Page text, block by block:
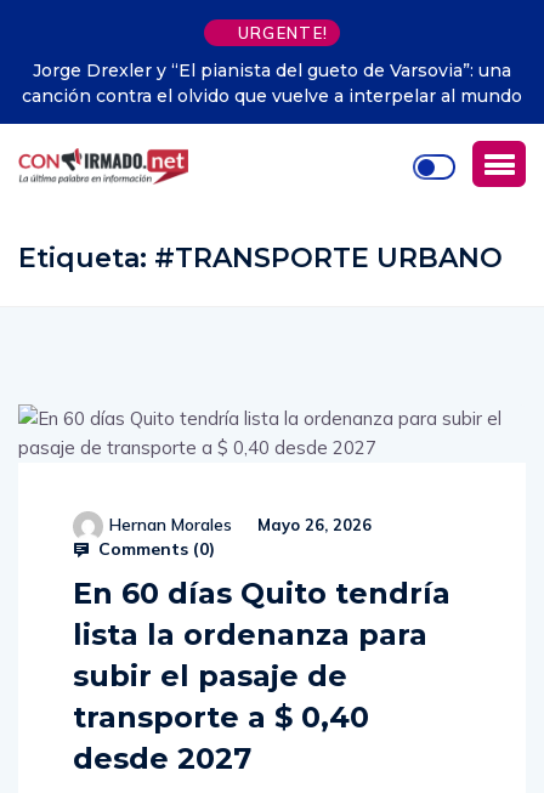
URGENTE!
una
al mundo
La ‘Internet muerta’: el inquietante escenario
Red empieza a hacerse realidad
Etiqueta: #TRANSPORTE URBANO
Hernan Morales Mayo 26, 2026
Comments (0)
En 60 días Quito tendría
lista la ordenanza para
subir el pasaje de
transporte a $ 0,40
desde 2027